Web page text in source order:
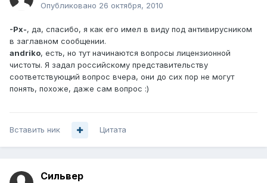
Опубликовано 26 октября, 2010
-Px-, да, спасибо, я как его имел в виду под антивирусником
в заглавном сообщении.
andriko, есть, но тут начинаются вопросы лицензионной
чистоты. Я задал российскому представительству
соответствующий вопрос вчера, они до сих пор не могут
понять, похоже, даже сам вопрос :)
Вставить ник Цитата
Сильвер